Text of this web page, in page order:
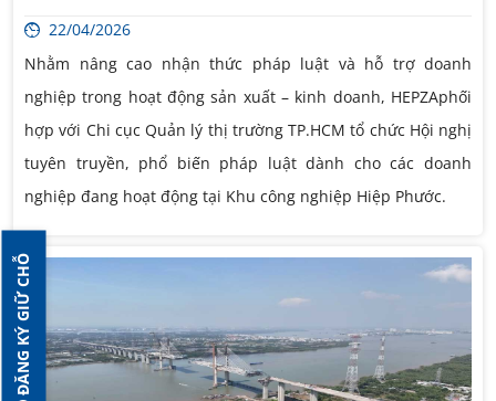
ĐĂNG KÝ GIỮ CHỖ
22/04/2026
Nhằm nâng cao nhận thức pháp luật và hỗ trợ doanh
nghiệp trong hoạt động sản xuất – kinh doanh, HEPZAphối
hợp với Chi cục Quản lý thị trường TP.HCM tổ chức Hội nghị
tuyên truyền, phổ biến pháp luật dành cho các doanh
nghiệp đang hoạt động tại Khu công nghiệp Hiệp Phước.